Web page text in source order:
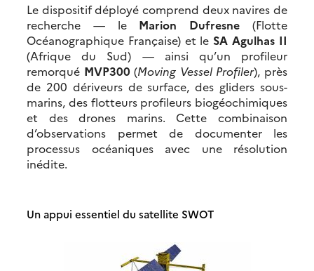
Le dispositif déployé comprend deux navires de
recherche — le Marion Dufresne (Flotte
Océanographique Française) et le SA Agulhas II
(Afrique du Sud) — ainsi qu’un profileur
remorqué MVP300 (Moving Vessel Profiler), près
de 200 dériveurs de surface, des gliders sous-
marins, des flotteurs profileurs biogéochimiques
et des drones marins. Cette combinaison
d’observations permet de documenter les
processus océaniques avec une résolution
inédite.
Un appui essentiel du satellite SWOT